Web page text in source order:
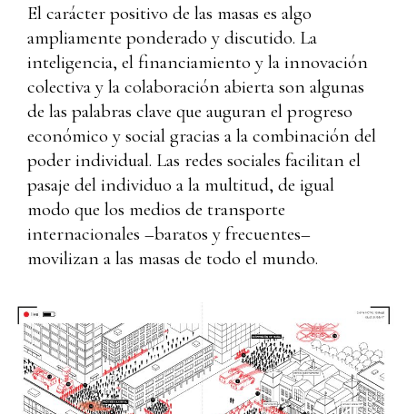
El carácter positivo de las masas es algo
ampliamente ponderado y discutido. La
inteligencia, el financiamiento y la innovación
colectiva y la colaboración abierta son algunas
de las palabras clave que auguran el progreso
económico y social gracias a la combinación del
poder individual. Las redes sociales facilitan el
pasaje del individuo a la multitud, de igual
modo que los medios de transporte
internacionales –baratos y frecuentes–
movilizan a las masas de todo el mundo.